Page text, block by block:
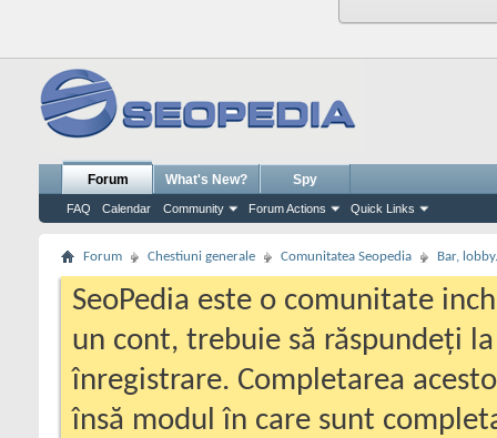
Forum
FAQ Calendar Community Forum Actions Quick Links
What's New? Spy
Forum Chestiuni generale Comunitatea Seopedia Bar,
SeoPedia este o comunitate
un cont, trebuie să răspundeți
înregistrare. Completarea
însă modul în care sunt